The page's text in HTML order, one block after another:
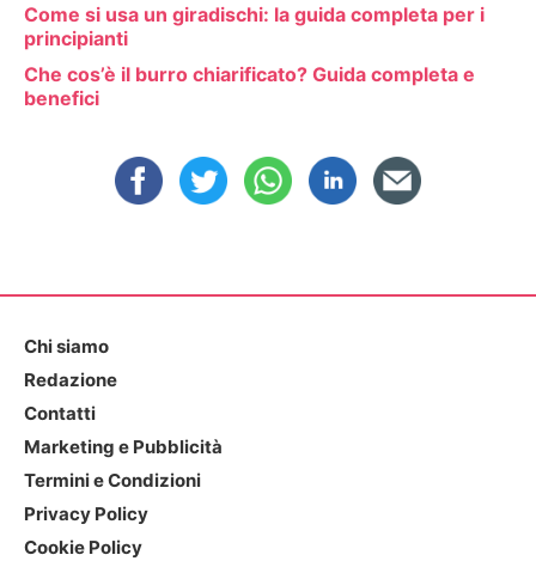
Come si usa un giradischi: la guida completa per i
principianti
Che cos’è il burro chiarificato? Guida completa e
benefici
Chi siamo
Redazione
Contatti
Marketing e Pubblicità
Termini e Condizioni
Privacy Policy
Cookie Policy